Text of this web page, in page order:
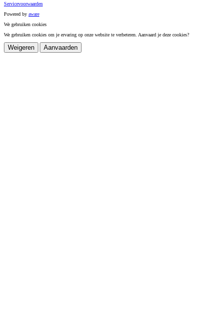
Servicevoorwaarden
Powered by aware
We gebruiken cookies
We gebruiken cookies om je ervaring op onze website te verbeteren. Aanvaard je deze cookies?
Weigeren Aanvaarden